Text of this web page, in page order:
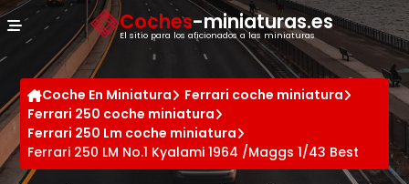
Coches-miniaturas.es
El sitio para los aficionados a las miniaturas
Coche En Miniatura
Ferrari coche miniatura
Ferrari 250 coche miniatura
Ferrari 250 Lm coche miniatura
Ferrari 250 LM No.1 Kyalami 1964 /Maggs 1/43 Best
Panel de gestión de cookies